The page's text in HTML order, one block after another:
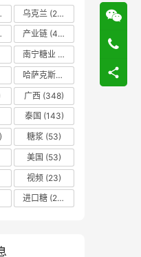
乌克兰 (20)
产业链 (42)
南宁糖业
哈萨克斯坦
广西 (348)
泰国 (143)
糖浆 (53)
美国 (53)
视频 (23)
进口糖 (236)